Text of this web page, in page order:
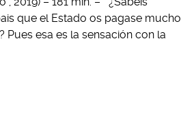
que el Estado os pagase mucho
esa es la sensación con la